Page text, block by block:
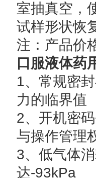
室抽真空，
试样形状恢
注：产品价
口服液体药
1、常规密
力的临界值
2、开机密
与操作管理
3、低气体
达-93kPa